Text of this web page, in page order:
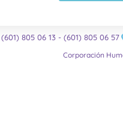
(601) 805 06 13 - (601) 805 06 57
Corporación